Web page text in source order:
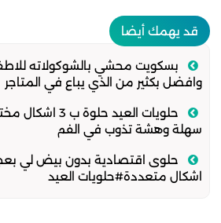
قد يهمك أيضا
بسكويت محشي بالشوكولاته
وافضل بكثير من الذي يباع في المتاجر
حلويات العيد
سهلة وهشة تذوب في الفم
حلوى اقتصادية بدون بيض لي
اشكال متعددة#حلويات العيد